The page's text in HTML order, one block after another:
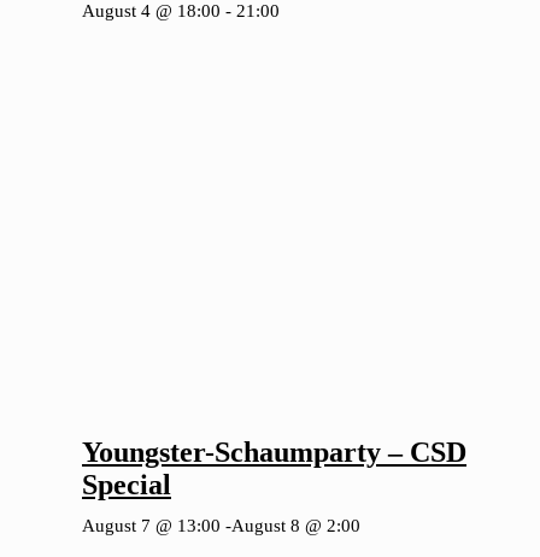
August 4 @ 18:00 - 21:00
Youngster-Schaumparty – CSD
Special
August 7 @ 13:00 -August 8 @ 2:00